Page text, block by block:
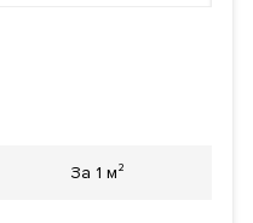
За 1 м²